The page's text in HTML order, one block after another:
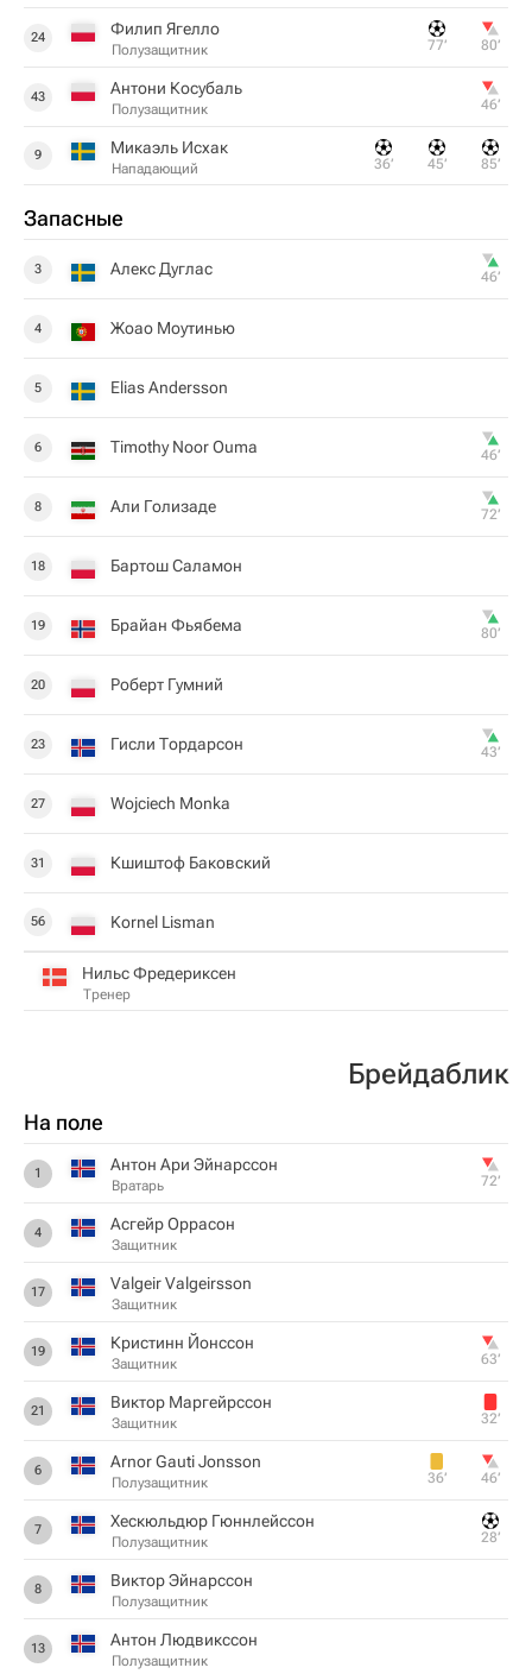
24 Филип Ягелло
Полузащитник 77‎’‎ 80‎’‎
43 Антони Косубаль
Полузащитник 46‎’‎
9 Микаэль Исхак
Нападающий 36‎’‎ 45‎’‎ 85‎’‎
Запасные
3 Алекс Дуглас 46‎’‎
4 Жоао Моутинью
5 Elias Andersson
6 Timothy Noor Ouma 46‎’‎
8 Али Голизаде 72‎’‎
18 Бартош Саламон
19 Брайан Фьябема 80‎’‎
20 Роберт Гумний
23 Гисли Тордарсон 43‎’‎
27 Wojciech Monka
31 Кшиштоф Баковский
56 Kornel Lisman
Нильс Фредериксен
Тренер
Брейдаблик
На поле
1 Антон Ари Эйнарссон
Вратарь 72‎’‎
4 Асгейр Оррасон
Защитник
17 Valgeir Valgeirsson
Защитник
19 Кристинн Йонссон
Защитник 63‎’‎
21 Виктор Маргейрссон
Защитник 32‎’‎
6 Arnor Gauti Jonsson
Полузащитник 36‎’‎ 46‎’‎
7 Хескюльдюр Гюннлейссон
Полузащитник 28‎’‎
8 Виктор Эйнарссон
Полузащитник
13 Антон Людвикссон
Полузащитник